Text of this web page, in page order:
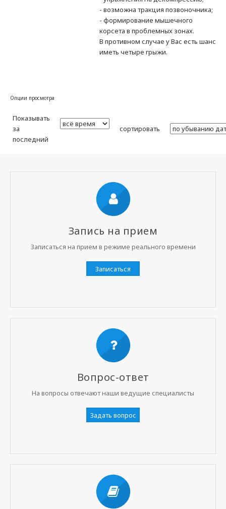
- возможна тракция позвоночника;
- формирование мышечного
корсета в проблемных зонах.
В противном случае у Вас есть шанс
иметь четыре грыжи.
Опции просмотра
Показывать
за
последний
сортировать
Запись на прием
Записаться на прием в режиме реального времени
Записаться
Вопрос-ответ
На вопросы отвечают наши ведущие специалисты
Задать вопрос